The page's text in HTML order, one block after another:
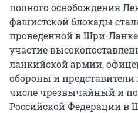
полного освобождения
фашистской блокады
проведенной в Шри-
участие
ланкийской армии,
обороны и представители
числе чрезвычайный и
Российской Федерации в